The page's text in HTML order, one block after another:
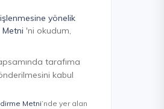
yönelik
'ni okudum,
tarafıma
kabul
Metni’nde yer alan